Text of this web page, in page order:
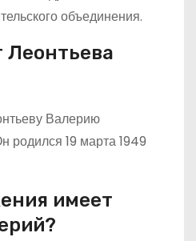
объединения.
Леонтьева
Валерию
родился 19 марта 1949
имеет